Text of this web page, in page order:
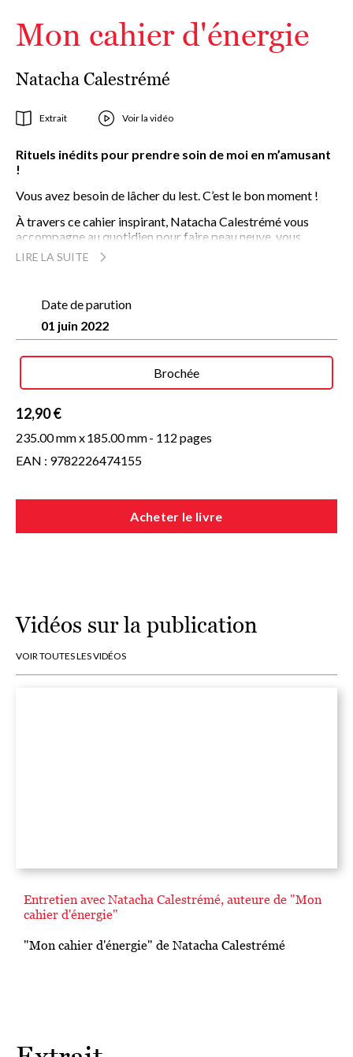
Mon cahier d'énergie
Natacha Calestrémé
Extrait Voir la vidéo
Rituels inédits pour prendre soin de moi en m’amusant
!
Vous avez besoin de lâcher du lest. C’est le bon moment !
À travers ce cahier inspirant, Natacha Calestrémé vous
accompagne au quotidien pour faire peau neuve, vous
libérer et aller mieux.
Natacha Calestrémé
fait connaître grâce à des ateliers pour aider à se libérer de
ces expériences, elle a tiré deux best-sellers : La Clé de votre
énergie et Trouver ma place. Ses conférences et vidéos en ligne
fédèrent des millions de personnes.
LIRE LA SUITE
Date de parution
01 juin 2022
Brochée
12,90 €
235.00 mm x185.00 mm- 112 pages
EAN : 9782226474155
Acheter le livre
Vidéos sur la publication
VOIR TOUTES LES VIDÉOS
Entretien avec Natacha Calestrémé, auteure de "Mon
cahier d'énergie"
"Mon cahier d'énergie" de Natacha Calestrémé